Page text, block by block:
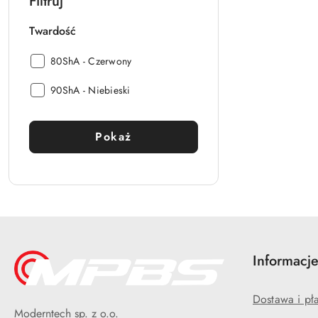
Twardość
Twardość:
80ShA - Czerwony
Twardość:
90ShA - Niebieski
Pokaż
Moderntech sp. z o.o.
Informacje
Dostawa i